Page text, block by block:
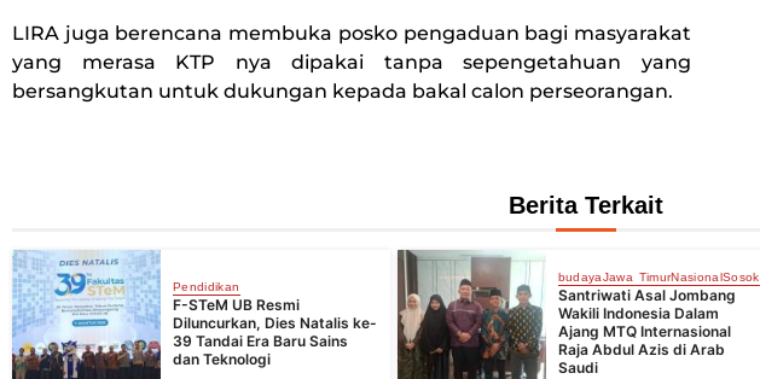
LIRA juga berencana membuka posko pengaduan bagi masyarakat
yang merasa KTP nya dipakai tanpa sepengetahuan yang
bersangkutan untuk dukungan kepada bakal calon perseorangan.
Berita Terkait
Pendidikan
F-STeM UB Resmi
Diluncurkan, Dies Natalis ke-
39 Tandai Era Baru Sains
dan Teknologi
budayaJawa TimurNasionalSosok
Santriwati Asal Jombang
Wakili Indonesia Dalam
Ajang MTQ Internasional
Raja Abdul Azis di Arab
Saudi